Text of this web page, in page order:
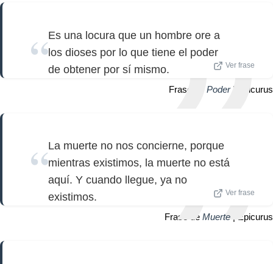
Es una locura que un hombre ore a
los dioses por lo que tiene el poder
de obtener por sí mismo.
Ver frase
Frase de Poder| Epicurus
La muerte no nos concierne, porque
mientras existimos, la muerte no está
aquí. Y cuando llegue, ya no
existimos.
Ver frase
Frase de Muerte | Epicurus